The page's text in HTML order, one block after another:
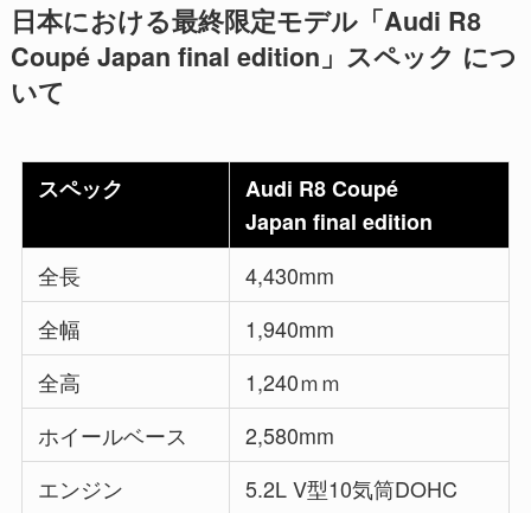
日本における最終限定モデル「Audi R8
Coupé Japan final edition」スペック につ
いて
スペック
Audi R8 Coupé
Japan final edition
全長
4,430mm
全幅
1,940mm
全高
1,240ｍｍ
ホイールベース
2,580mm
エンジン
5.2L V型10気筒DOHC